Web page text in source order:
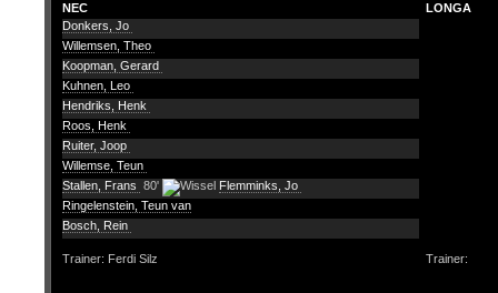
NEC
LONGA
Donkers, Jo
Willemsen, Theo
Koopman, Gerard
Kuhnen, Leo
Hendriks, Henk
Roos, Henk
Ruiter, Joop
Willemse, Teun
Stallen, Frans 80'
Flemminks, Jo
Ringelenstein, Teun van
Bosch, Rein
Trainer: Ferdi Silz Trainer: